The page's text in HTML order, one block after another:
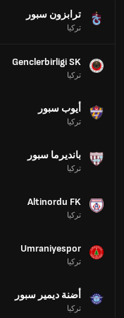
ترابزون سبور
تركيا
Genclerbirligi SK
تركيا
أيوب سبور
تركيا
بانديرما سبور
تركيا
Altinordu FK
تركيا
Umraniyespor
تركيا
أضنة ديمير سبور
تركيا